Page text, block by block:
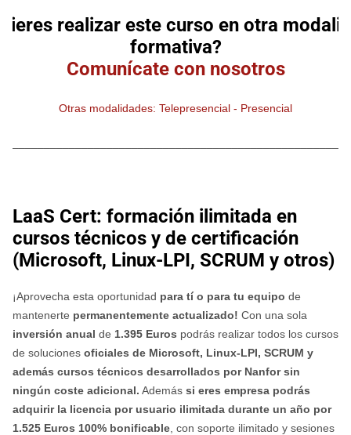
realizar este curso en otra
formativa?
Comunícate con nosotros
Otras modalidades: Telepresencial - Presencial
LaaS Cert: formación ilimitada en
cursos técnicos y de certificación
(Microsoft, Linux-LPI, SCRUM y otros)
¡Aprovecha esta oportunidad para tí o para tu equipo de
mantenerte permanentemente actualizado! Con una sola
inversión anual de 1.395 Euros podrás realizar todos los cursos
de soluciones oficiales de Microsoft, Linux-LPI, SCRUM y
además cursos técnicos desarrollados por Nanfor sin
ningún coste adicional. Además si eres empresa podrás
adquirir la licencia por usuario ilimitada durante un año por
1.525 Euros 100% bonificable , con soporte ilimitado y sesiones